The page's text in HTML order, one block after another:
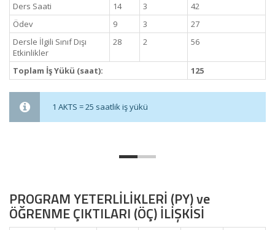
Ders Saati
14 3
42
Ödev
9 3
27
Dersle İlgili Sınıf Dışı
Etkinlikler
28 2 56
Toplam İş Yükü (saat): 125
1 AKTS = 25 saatlik iş yükü
PROGRAM YETERLİLİKLERİ (PY) ve
ÖĞRENME ÇIKTILARI (ÖÇ) İLİŞKİSİ